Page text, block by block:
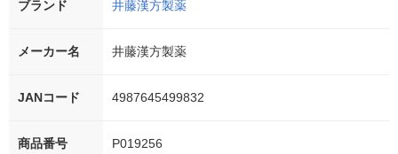
ブランド 井藤漢方製薬
メーカー名 井藤漢方製薬
JANコード 4987645499832
商品番号 P019256